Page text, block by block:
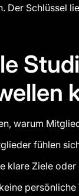
Der Schlüssel
warum
fühlen
klare Ziele